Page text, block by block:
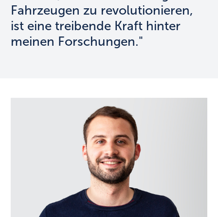
Fahrzeugen zu revolutionieren,
ist eine treibende Kraft hinter
meinen Forschungen."